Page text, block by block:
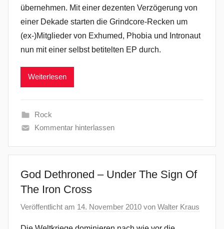
übernehmen. Mit einer dezenten Verzögerung von
einer Dekade starten die Grindcore-Recken um
(ex-)Mitglieder von Exhumed, Phobia und Intronaut
nun mit einer selbst betitelten EP durch.
Weiterlesen
Rock
Kommentar hinterlassen
God Dethroned – Under The Sign Of
The Iron Cross
Veröffentlicht am 14. November 2010 von Walter Kraus